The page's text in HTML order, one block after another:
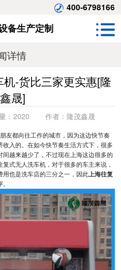
400-6798166
备生产定制
详情
机-货比三家更实惠[隆
晟]
： 2020 作者： 隆茂鑫晟
友都向往工作的城市，因为这边快节奏
入的。在如今快节奏生活方式下，很多
越来越少了，不过现在上海这边很多的
式无人洗车机，对于很多的车主来说，
也是洗车店的三分之一，因此上海往复